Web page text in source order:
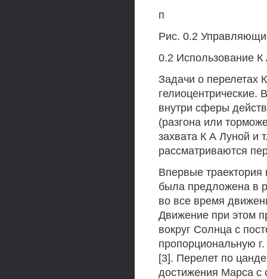
п
Рис. 0.2
0.2 Использование
Задачи о перелетах
гелиоцентрические.
внутри сферы
(разгона или
захвата К А Луной и
рассматриваются
Впервые траектория
была предложена в
во все время
Движение при этом
вокруг Солнца с
пропорциональную
[3]. Перелет по
достижения Марса с